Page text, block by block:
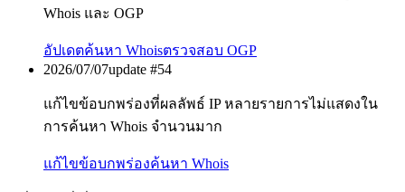
Whois และ OGP
อัปเดตค้นหา Whoisตรวจสอบ OGP
2026/07/07update #54
แก้ไขข้อบกพร่องที่ผลลัพธ์ IP หลายรายการไม่แสดงใน
การค้นหา Whois จำนวนมาก
แก้ไขข้อบกพร่องค้นหา Whois